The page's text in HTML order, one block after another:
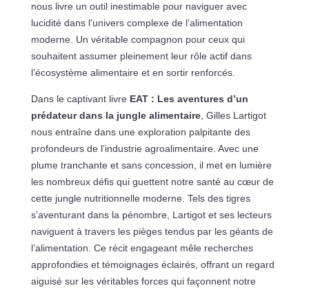
nous livre un outil inestimable pour naviguer avec
lucidité dans l’univers complexe de l’alimentation
moderne. Un véritable compagnon pour ceux qui
souhaitent assumer pleinement leur rôle actif dans
l’écosystème alimentaire et en sortir renforcés.
Dans le captivant livre EAT : Les aventures d’un
prédateur dans la jungle alimentaire, Gilles Lartigot
nous entraîne dans une exploration palpitante des
profondeurs de l’industrie agroalimentaire. Avec une
plume tranchante et sans concession, il met en lumière
les nombreux défis qui guettent notre santé au cœur de
cette jungle nutritionnelle moderne. Tels des tigres
s’aventurant dans la pénombre, Lartigot et ses lecteurs
naviguent à travers les pièges tendus par les géants de
l’alimentation. Ce récit engageant mêle recherches
approfondies et témoignages éclairés, offrant un regard
aiguisé sur les véritables forces qui façonnent notre